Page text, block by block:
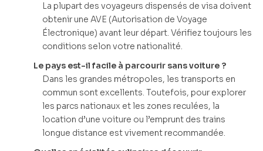
La plupart des voyageurs dispensés de visa doivent
obtenir une AVE (Autorisation de Voyage
Électronique) avant leur départ. Vérifiez toujours les
conditions selon votre nationalité.
Le pays est-il facile à parcourir sans voiture ?
Dans les grandes métropoles, les transports en
commun sont excellents. Toutefois, pour explorer
les parcs nationaux et les zones reculées, la
location d’une voiture ou l’emprunt des trains
longue distance est vivement recommandée.